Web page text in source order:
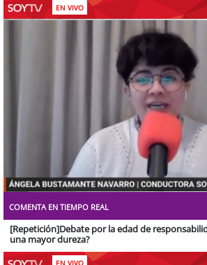
EN VIVO
UnmuteStream
Type
COMENTA EN TIEMPO REAL
[Repetición]Debate por la edad de
una mayor dureza?